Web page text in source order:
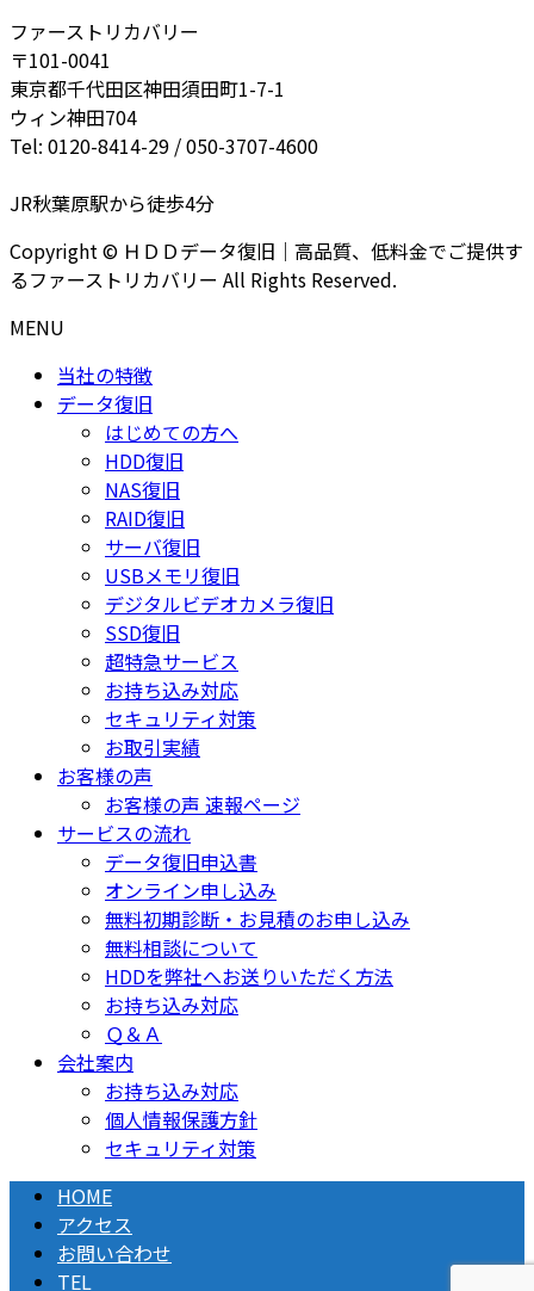
ファーストリカバリー
〒101-0041
東京都千代田区神田須田町1-7-1
ウィン神田704
Tel: 0120-8414-29 / 050-3707-4600
JR秋葉原駅から徒歩4分
Copyright © ＨＤＤデータ復旧｜高品質、低料金でご提供す
るファーストリカバリー All Rights Reserved.
MENU
当社の特徴
データ復旧
はじめての方へ
HDD復旧
NAS復旧
RAID復旧
サーバ復旧
USBメモリ復旧
デジタルビデオカメラ復旧
SSD復旧
超特急サービス
お持ち込み対応
セキュリティ対策
お取引実績
お客様の声
お客様の声 速報ページ
サービスの流れ
データ復旧申込書
オンライン申し込み
無料初期診断・お見積のお申し込み
無料相談について
HDDを弊社へお送りいただく方法
お持ち込み対応
Ｑ＆Ａ
会社案内
お持ち込み対応
個人情報保護方針
セキュリティ対策
HOME
アクセス
お問い合わせ
TEL